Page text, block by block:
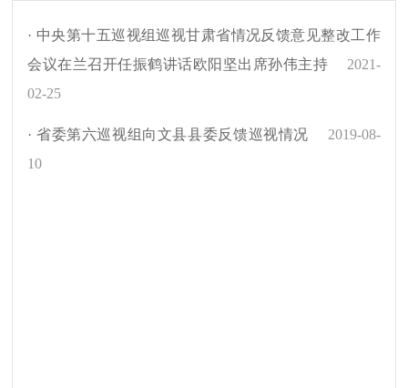
· 中央第十五巡视组巡视甘肃省情况反馈意见整改工作
会议在兰召开任振鹤讲话欧阳坚出席孙伟主持
2021-
02-25
· 省委第六巡视组向文县县委反馈巡视情况
2019-08-
10